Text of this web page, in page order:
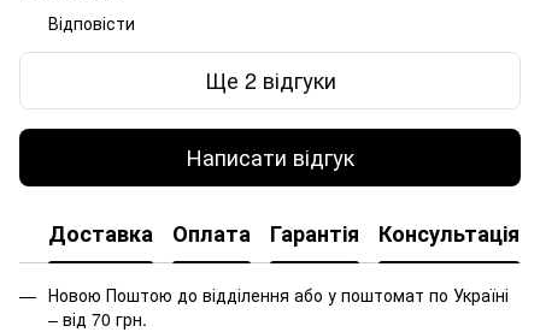
Відповісти
Ще 2 відгуки
Написати відгук
Доставка Оплата Гарантія Консультація
Новою Поштою до відділення або у поштомат по Україні
– від 70 грн.